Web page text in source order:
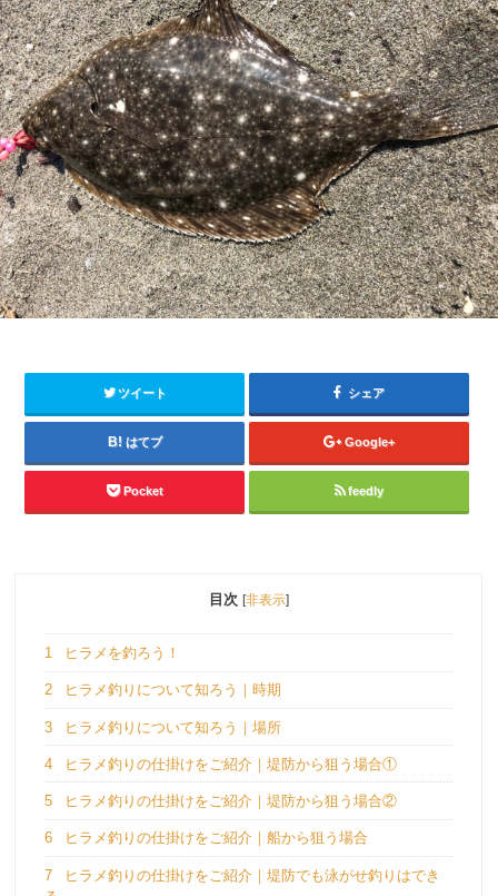
ツイート シェア
はてブ Google+
Pocket feedly
目次 [非表示]
1 ヒラメを釣ろう！
2 ヒラメ釣りについて知ろう｜時期
3 ヒラメ釣りについて知ろう｜場所
4 ヒラメ釣りの仕掛けをご紹介｜堤防から狙う場合①
5 ヒラメ釣りの仕掛けをご紹介｜堤防から狙う場合②
6 ヒラメ釣りの仕掛けをご紹介｜船から狙う場合
7
ヒラメ釣りの仕掛けをご紹介｜堤防でも泳がせ釣りはでき